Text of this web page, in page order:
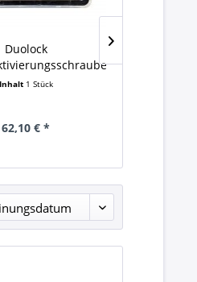
Duolock
Titan 386
Inhalt 1 Stück
62,10 € *